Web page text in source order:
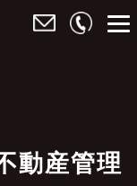
動産管理